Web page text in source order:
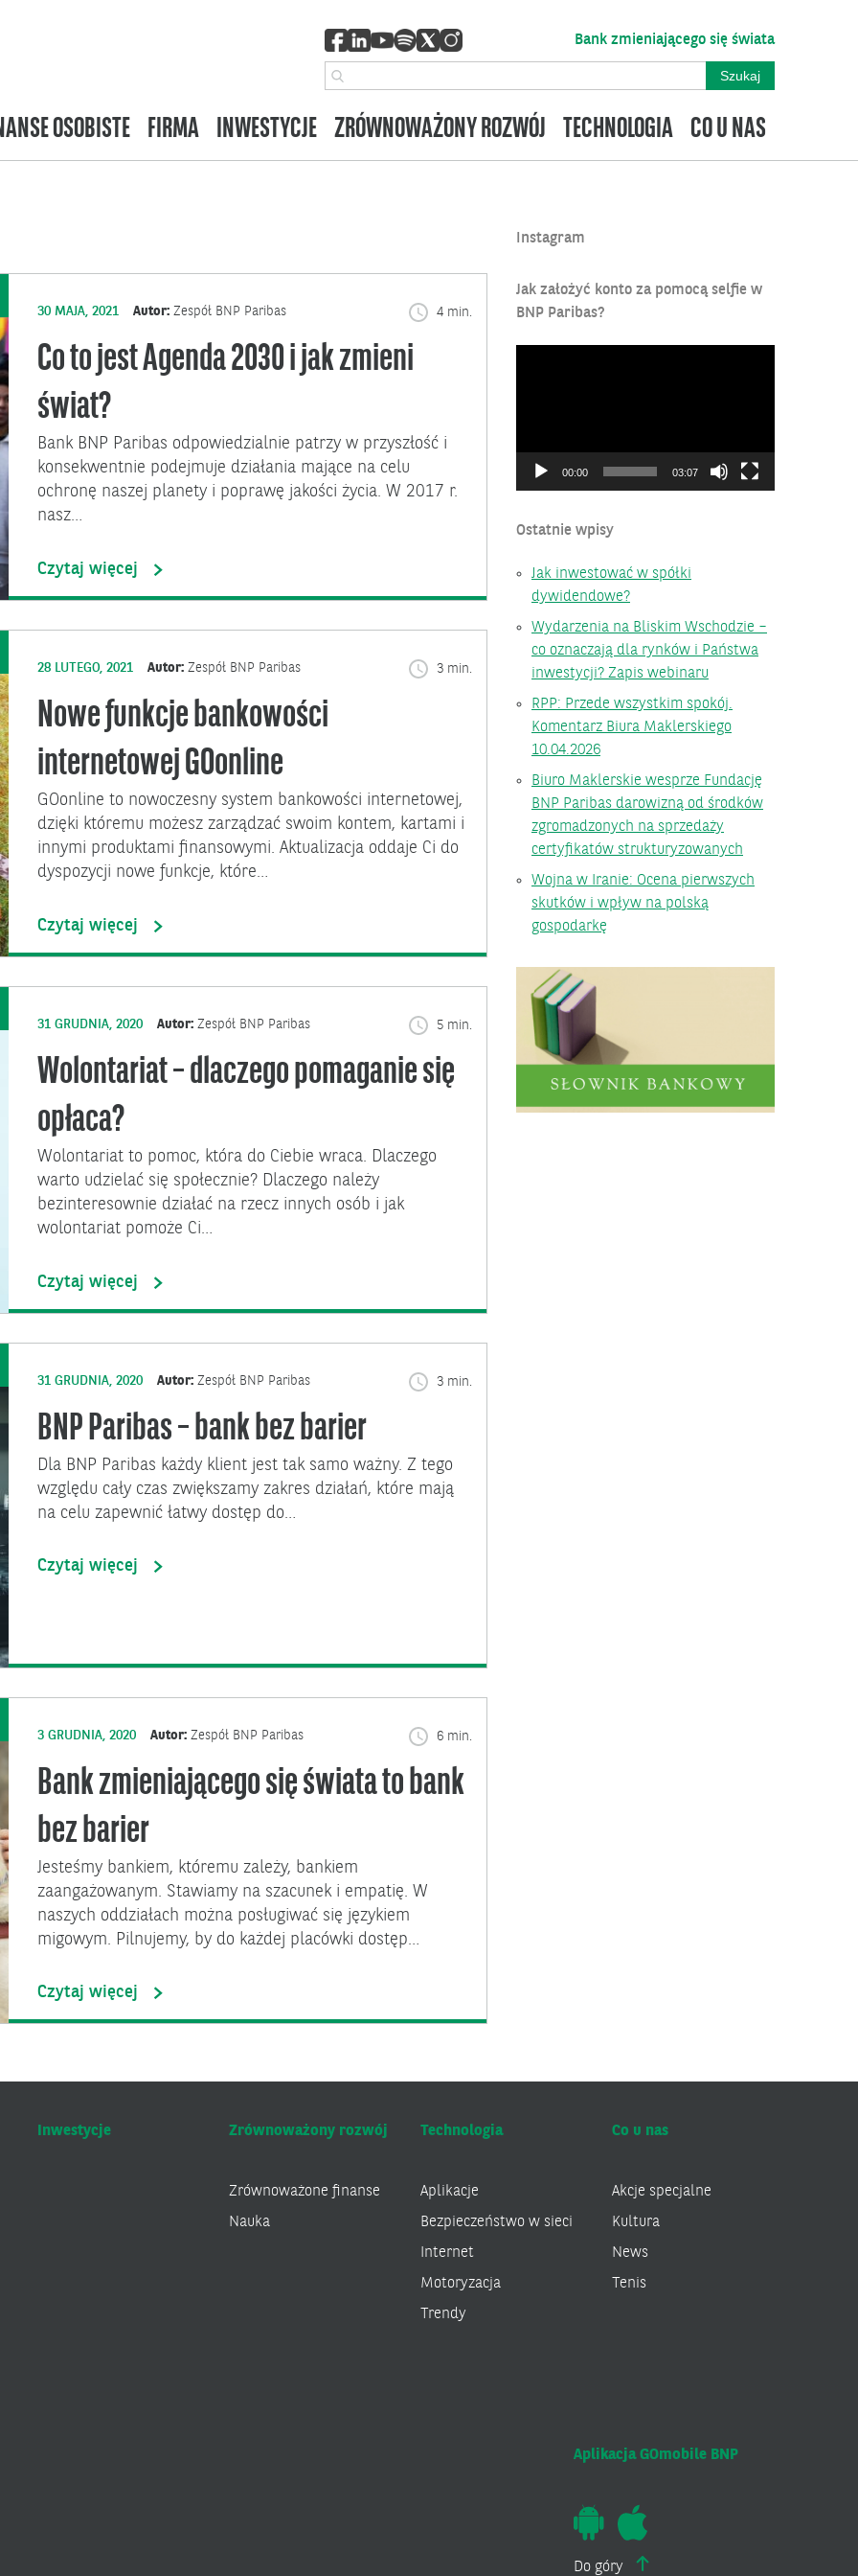
Bank zmieniającego się świata
OSOBISTE FIRMA INWESTYCJE ZRÓWNOWAŻONY ROZWÓJ TECHNOLOGIA CO U NAS
30 MAJA, 2021 Autor:Zespół BNP Paribas 4 min.
Co to jest Agenda 2030 i jak zmieni
świat?
Bank BNP Paribas odpowiedzialnie patrzy w przyszłość i
konsekwentnie podejmuje działania mające na celu
ochronę naszej planety i poprawę jakości życia. W 2017 r.
nasz…
Czytaj więcej
28 LUTEGO, 2021 Autor:Zespół BNP Paribas 3 min.
Nowe funkcje bankowości
internetowej GOonline
GOonline to nowoczesny system bankowości internetowej,
dzięki któremu możesz zarządzać swoim kontem, kartami i
innymi produktami finansowymi. Aktualizacja oddaje Ci do
dyspozycji nowe funkcje, które…
Czytaj więcej
31 GRUDNIA, 2020 Autor:Zespół BNP Paribas 5 min.
Wolontariat – dlaczego pomaganie się
opłaca?
Wolontariat to pomoc, która do Ciebie wraca. Dlaczego
warto udzielać się społecznie? Dlaczego należy
bezinteresownie działać na rzecz innych osób i jak
wolontariat pomoże Ci…
Czytaj więcej
31 GRUDNIA, 2020 Autor:Zespół BNP Paribas 3 min.
BNP Paribas – bank bez barier
Dla BNP Paribas każdy klient jest tak samo ważny. Z tego
względu cały czas zwiększamy zakres działań, które mają
na celu zapewnić łatwy dostęp do…
Czytaj więcej
3 GRUDNIA, 2020 Autor:Zespół BNP Paribas 6 min.
Bank zmieniającego się świata to bank
bez barier
Jesteśmy bankiem, któremu zależy, bankiem
zaangażowanym. Stawiamy na szacunek i empatię. W
naszych oddziałach można posługiwać się językiem
migowym. Pilnujemy, by do każdej placówki dostęp…
Czytaj więcej
Instagram
Jak założyć konto za pomocą selfie w
BNP Paribas?
00:00 03:07
Ostatnie wpisy
Jak inwestować w spółki
dywidendowe?
Wydarzenia na Bliskim Wschodzie –
co oznaczają dla rynków i Państwa
inwestycji? Zapis webinaru
RPP: Przede wszystkim spokój.
Komentarz Biura Maklerskiego
10.04.2026
Biuro Maklerskie wesprze Fundację
BNP Paribas darowizną od środków
zgromadzonych na sprzedaży
certyfikatów strukturyzowanych
Wojna w Iranie: Ocena pierwszych
skutków i wpływ na polską
gospodarkę
Inwestycje Zrównoważony rozwój
Zrównoważone finanse
Nauka
Technologia
Aplikacje
Bezpieczeństwo w sieci
Internet
Motoryzacja
Trendy
Co u nas
Akcje specjalne
Kultura
News
Tenis
Aplikacja GOmobile BNP
Do góry